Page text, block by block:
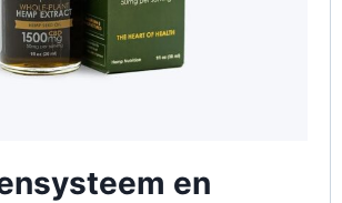
en